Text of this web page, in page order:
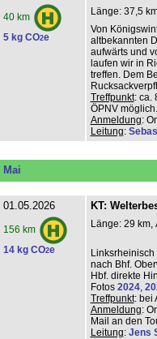
40 km
5 kg CO2e
Länge: 37,5
Von
altbekannten
aufwärts und
laufen wir in
treffen. Dem
Treffpunkt: ca.
ÖPNV
Anmeldung:
Leitung:
Mai
01.05.2026
156 km
14 kg CO2e
KT:
Länge: 29 km,
nach Bhf.
Hbf. direkte
Fotos 2024,
Treffpunkt: bei
Anmeldung:
Mail an den
Leitung: Jens